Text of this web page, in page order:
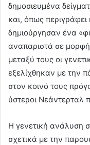
δημοσιευμένα
και, όπως
δημιούργησαν ένα
αναπαριστά σε μορφή
μεταξύ τους οι
εξελίχθηκαν με την
στον κοινό τους
ύστεροι Νεάντερταλ
Η γενετική ανάλυση
σχετικά με την